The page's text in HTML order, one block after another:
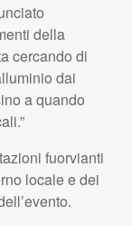
della
cercando di
dai
a quando
fuorvianti
locale e dei